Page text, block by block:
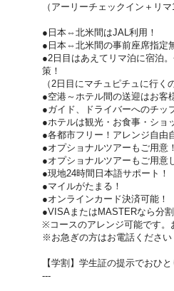
（アーリーチェックイン＋リマ
●日本⇔北米間はJAL利用！
●日本⇔北米間の事前座席指定
●2日目はあえてリマ泊に宿泊
策！
（2日目にマチュピチュに行く
●空港～ホテル間の送迎はお客
●ガイド、ドライバーへのチッ
●ホテルは観光・お食事・ショ
●各都市フリー！アレンジ自由
●オプショナルツアーもご用意！
●オプショナルツアーもご用意
●現地24時間日本語サポート！
●マイルがたまる！
●オンラインカード決済可能！
●VISAまたはMASTERなら分
※コースのアレンジ可能です。
※お急ぎの方はお電話ください
【学割】学生証の提示でおひ
---